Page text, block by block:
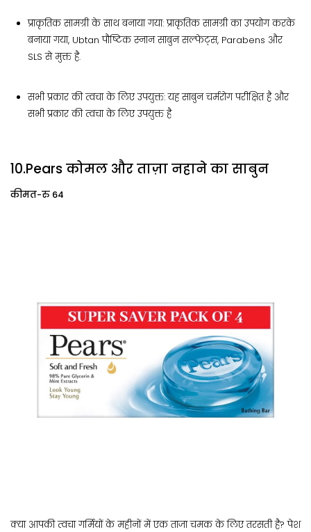
प्राकृतिक सामग्री के साथ बनाया गया: प्राकृतिक सामग्री का उपयोग करके
बनाया गया, Ubtan पौष्टिक स्नान साबुन सल्फेट्स, Parabens और
SLS से मुक्त है.
सभी प्रकार की त्वचा के लिए उपयुक्त: यह साबुन चर्मरोग परीक्षित है और
सभी प्रकार की त्वचा के लिए उपयुक्त है
10.Pears कोमल और ताज़ा नहाने का साबुन
कीमत-रु 64
क्या आपकी त्वचा गर्मियों के महीनों में एक ताजा चमक के लिए तरसती है? पेश